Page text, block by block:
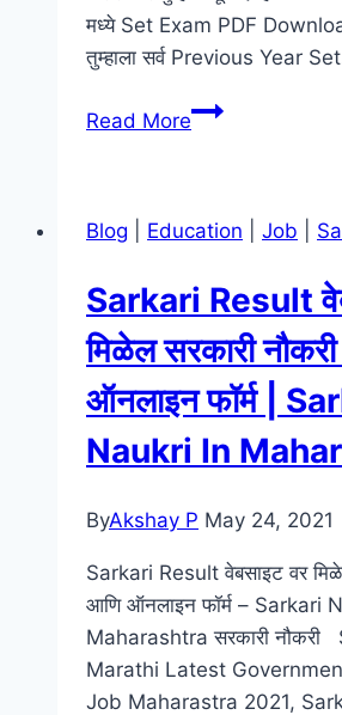
मध्ये Set Exam PDF
तुम्हाला सर्व Previous Year
Read More[Pdf]
Model
Paper
In
Marathi
And
Hindi/English
Download
Blog Education Job
Sarkari Result
मिळेल सरकारी
ऑनलाइन फॉर्म |
Naukri In
ByAkshay P May 24, 2021
Sarkari Result वेबसाइट वर
आणि ऑनलाइन फॉर्म – Sarkari
Maharashtra सरकारी
Marathi Latest
Job Maharastra 2021,